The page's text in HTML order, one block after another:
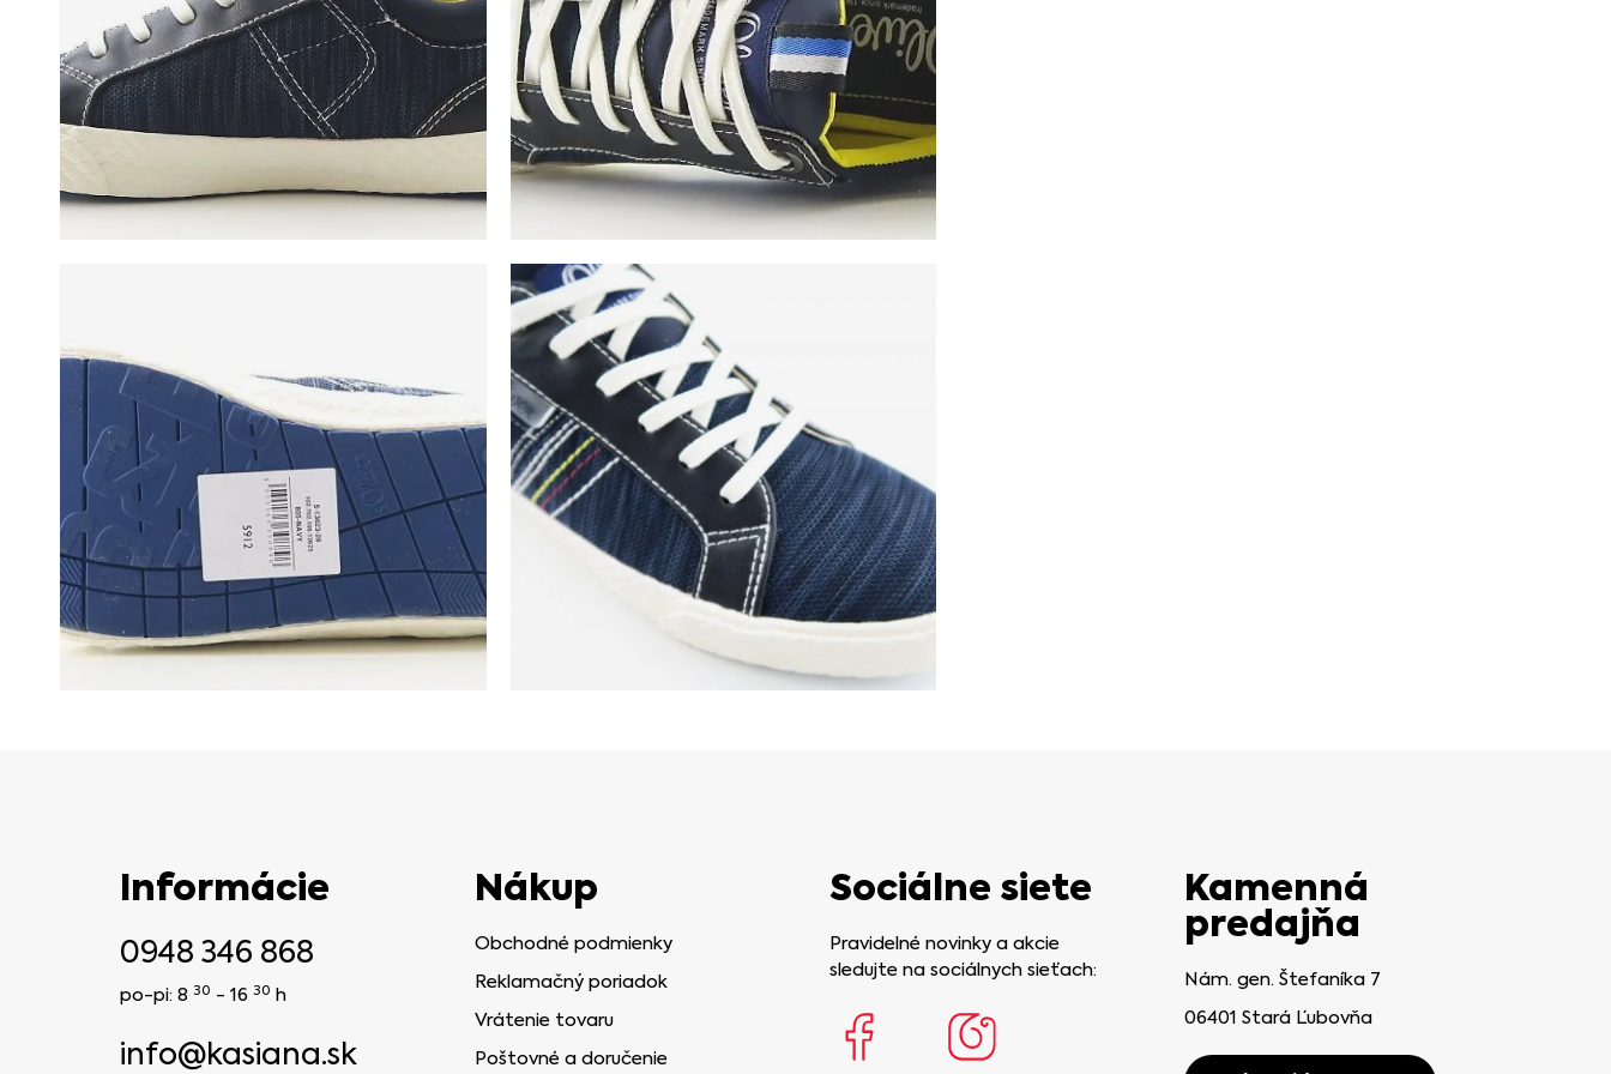
Informácie
0948 346 868
po-pi: 8 30 - 16 30 h
info@kasiana.sk
Nákup
Obchodné podmienky
Reklamačný poriadok
Vrátenie tovaru
Poštovné a doručenie
Sociálne siete
Pravidelné novinky a akcie
sledujte na sociálnych sieťach:
Kamenná
predajňa
Nám. gen. Štefaníka 7
06401 Stará Ľubovňa